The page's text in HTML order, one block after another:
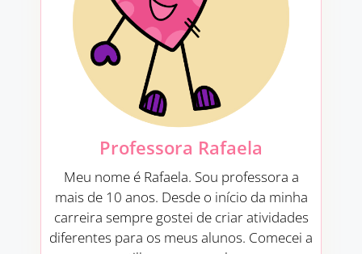
Professora Rafaela
Meu nome é Rafaela. Sou professora a
mais de 10 anos. Desde o início da minha
carreira sempre gostei de criar atividades
diferentes para os meus alunos. Comecei a